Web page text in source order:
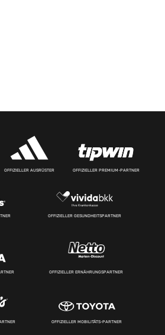
OFFIZIELLER AUSRÜSTER OFFIZIELLER PREMIUM-PARTNER
OFFIZIELLER GESUNDHEITSPARTNER
OFFIZIELLER ERNÄHRUNGSPARTNER
OFFIZIELLER MOBILITÄTS-PARTNER